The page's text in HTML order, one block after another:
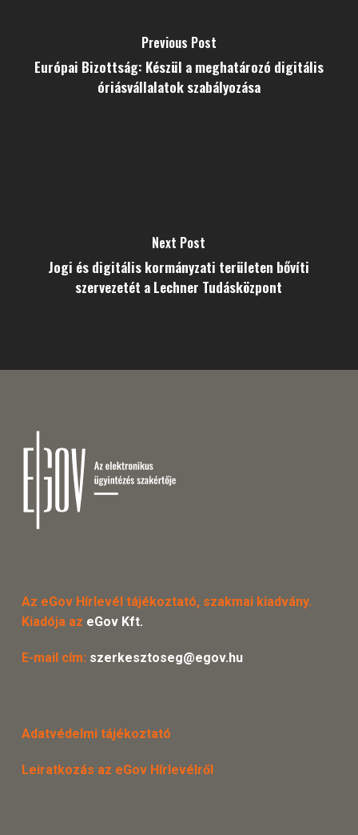
Previous Post
Európai Bizottság: Készül a meghatározó digitális
óriásvállalatok szabályozása
Next Post
Jogi és digitális kormányzati területen bővíti
szervezetét a Lechner Tudásközpont
Az eGov Hírlevél tájékoztató, szakmai kiadvány.
Kiadója az eGov Kft.
E-mail cím: szerkesztoseg@egov.hu
Adatvédelmi tájékoztató
Leiratkozás az eGov Hírlevélről